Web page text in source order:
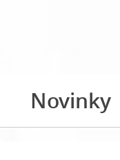
Novinky